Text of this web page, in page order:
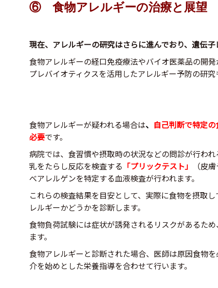
⑥ 食物アレルギーの治療と展望
現在、アレルギーの研究はさらに進んでおり、遺伝
食物アレルギーの経口免疫療法やバイオ医薬品の開
プレバイオティクスを活用したアレルギー予防の研
食物アレルギーが疑われる場合は、 自己判断で特定
必要です。
病院では、食習慣や摂取時の状況などの問診が行わ
乳をたらし反応を検査する 「プリックテスト」
（皮
べアレルゲンを特定する血液検査が行われます。
これらの検査結果を目安として、実際に食物を摂取
レルギーかどうかを診断します。
食物負荷試験には症状が誘発されるリスクがあるた
ます。
食物アレルギーと診断された場合、医師は原因食物
介を始めとした栄養指導を合わせて行います。